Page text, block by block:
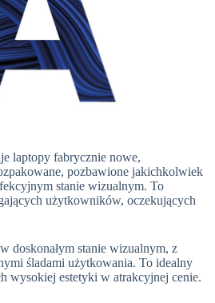
laptopy fabrycznie nowe,
pozbawione jakichkolwiek
stanie wizualnym. To
użytkowników, oczekujących
doskonałym stanie wizualnym, z
śladami użytkowania. To idealny
wysokiej estetyki w atrakcyjnej cenie.